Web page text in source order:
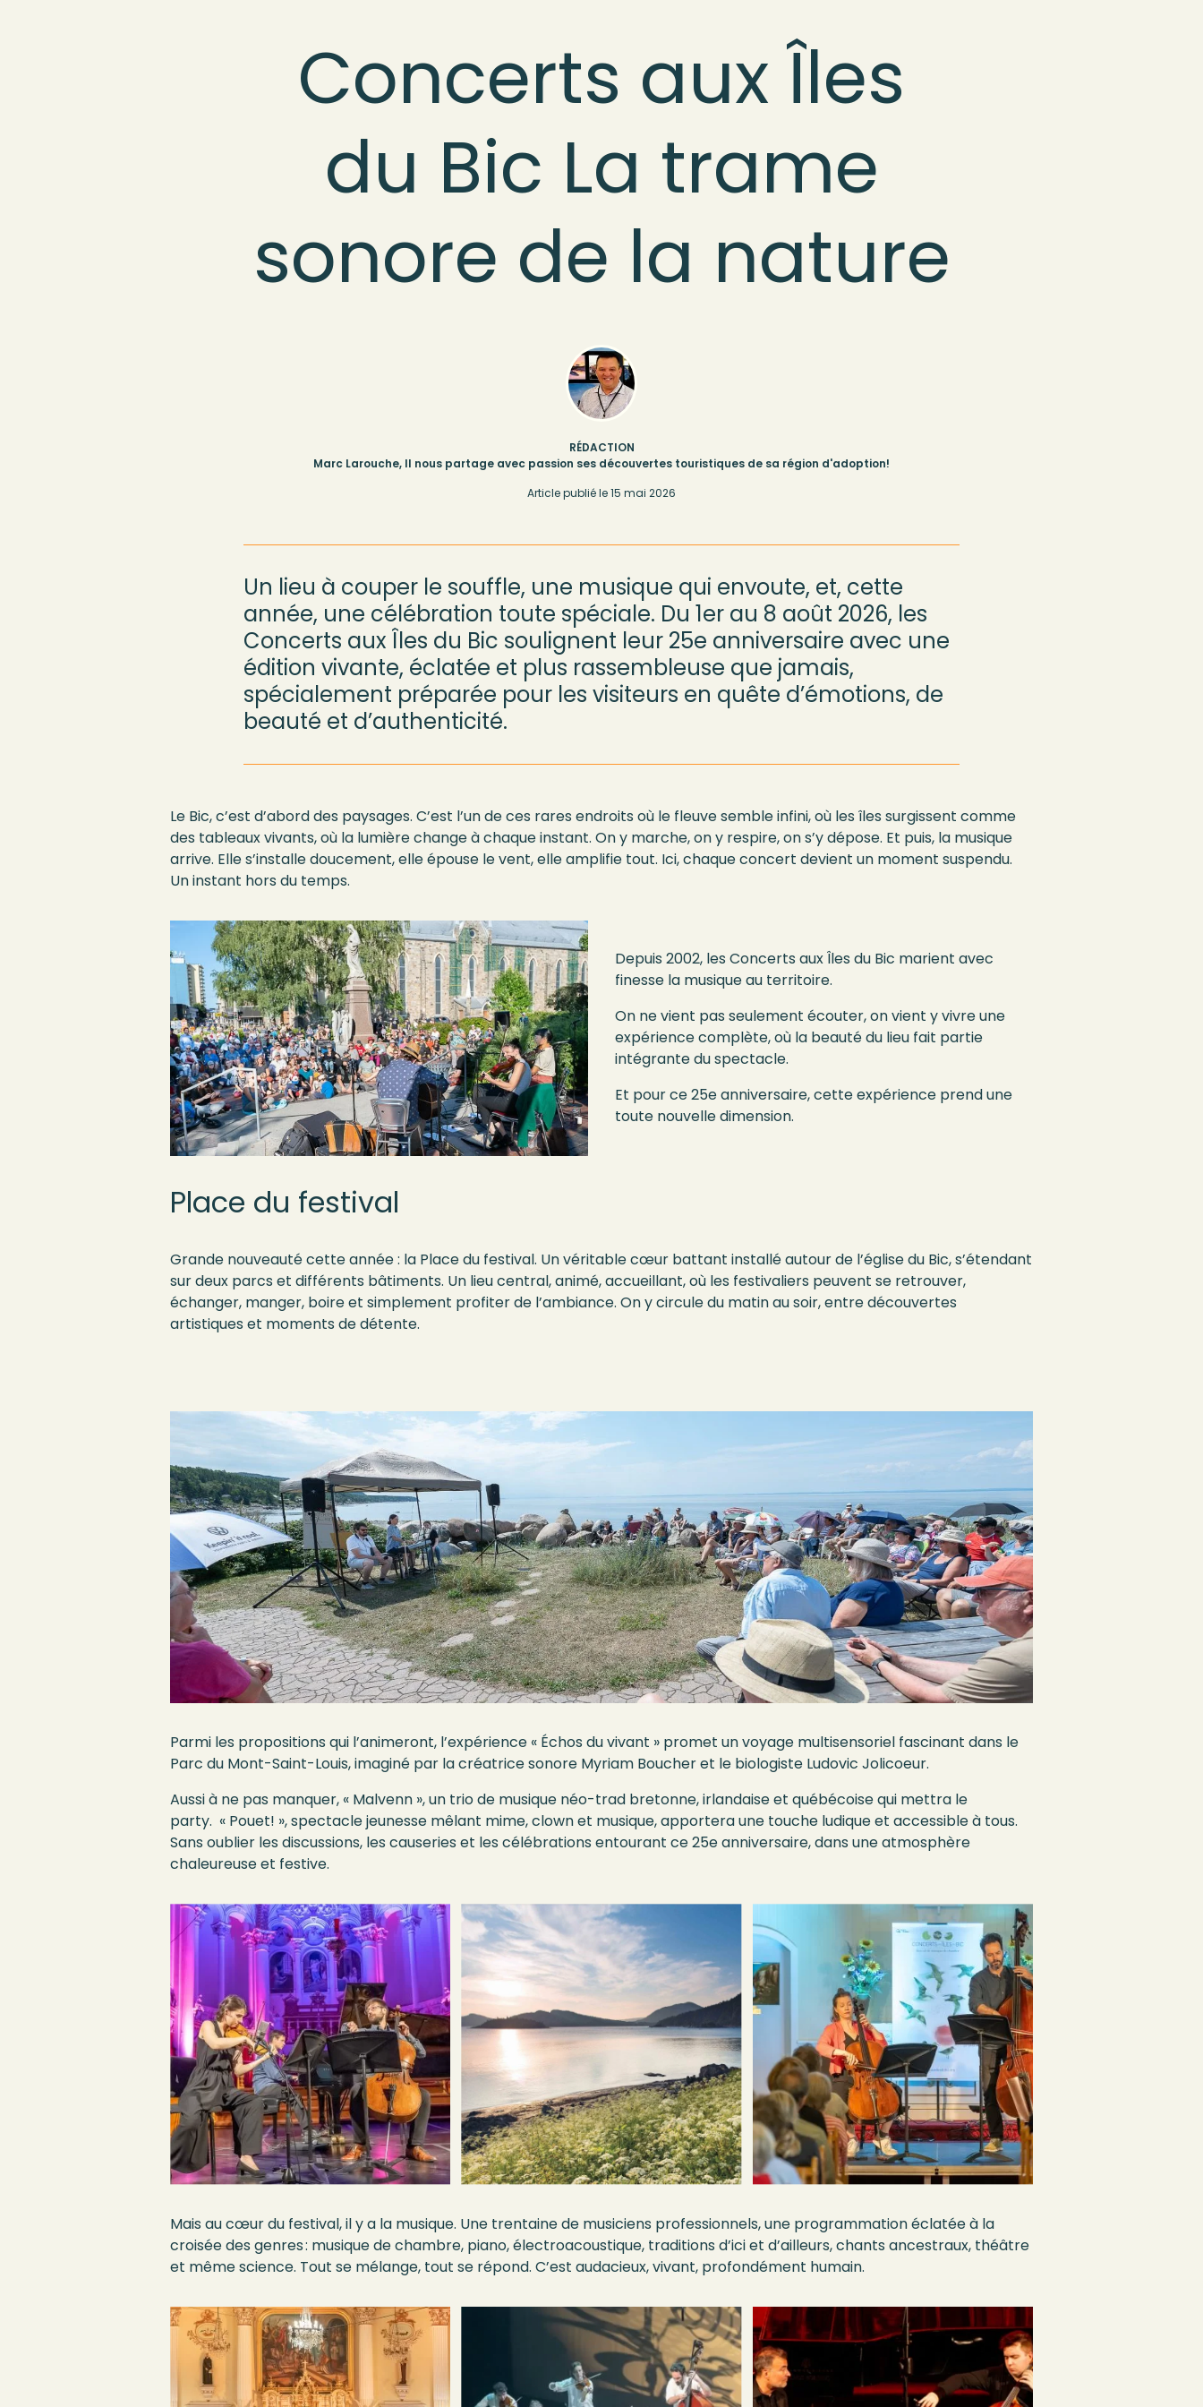
Concerts aux Îles
du Bic La trame
sonore de la nature
RÉDACTION
Marc Larouche, Il nous partage avec passion ses découvertes touristiques de sa région d'adoption!
Article publié le15 mai 2026
Un lieu à couper le souffle, une musique qui envoute, et, cette
année, une célébration toute spéciale. Du 1er au 8 août 2026, les
Concerts aux Îles du Bic soulignent leur 25e anniversaire avec une
édition vivante, éclatée et plus rassembleuse que jamais,
spécialement préparée pour les visiteurs en quête d’émotions, de
beauté et d’authenticité.
Le Bic,c’est d’aborddes paysages. C’est l’un de ces rares endroits où le fleuve semble infini, où les îles surgissent comme
des tableaux vivants, où la lumière change à chaque instant. On y marche, on y respire, on s’y dépose. Et puis, la musique
arrive. Elle s’installe doucement, elle épouse le vent, elle amplifie tout. Ici, chaque concert devient un moment suspendu.
Un instant hors du temps.
Depuis 2002, les Concerts aux Îles du Bic marient avec
finesse la musiqueau territoire.
On ne vient pas seulement écouter, on vient yvivre une
expérience complète, où la beauté du lieu fait partie
intégrante du spectacle.
Et pour ce 25e anniversaire, cette expérience prend une
toute nouvelle dimension.
Place du festival
Grande nouveauté cette année : la Place du festival. Un véritable cœur battant installé autour de l’église du Bic, s’étendant
sur deux parcs et différents bâtiments. Un lieu central, animé, accueillant, où les festivaliers peuvent se retrouver,
échanger, manger, boire et simplement profiter de l’ambiance. On y circule du matin au soir, entre découvertes
artistiques et moments de détente.
Parmi les propositions qui l’animeront, l’expérience « Échos du vivant » promet un voyage multisensoriel fascinant dans le
Parc du Mont-Saint-Louis, imaginé par la créatrice sonore Myriam Boucher et le biologiste Ludovic Jolicoeur.
Aussi à ne pas manquer, « Malvenn », un trio de musique néo-trad bretonne, irlandaise et québécoise qui mettra le
party. « Pouet! », spectacle jeunesse mêlant mime, clown et musique, apportera une touche ludique et accessible à tous.
Sans oublier les discussions, les causeries et les célébrations entourant ce 25e anniversaire, dans une atmosphère
chaleureuse et festive.
Mais au cœur du festival, il y a la musique. Une trentaine de musiciens professionnels, une programmation éclatée à la
croisée des genres : musique de chambre, piano, électroacoustique, traditions d’ici et d’ailleurs, chants ancestraux, théâtre
et même science. Tout se mélange, tout se répond. C’est audacieux, vivant, profondément humain.